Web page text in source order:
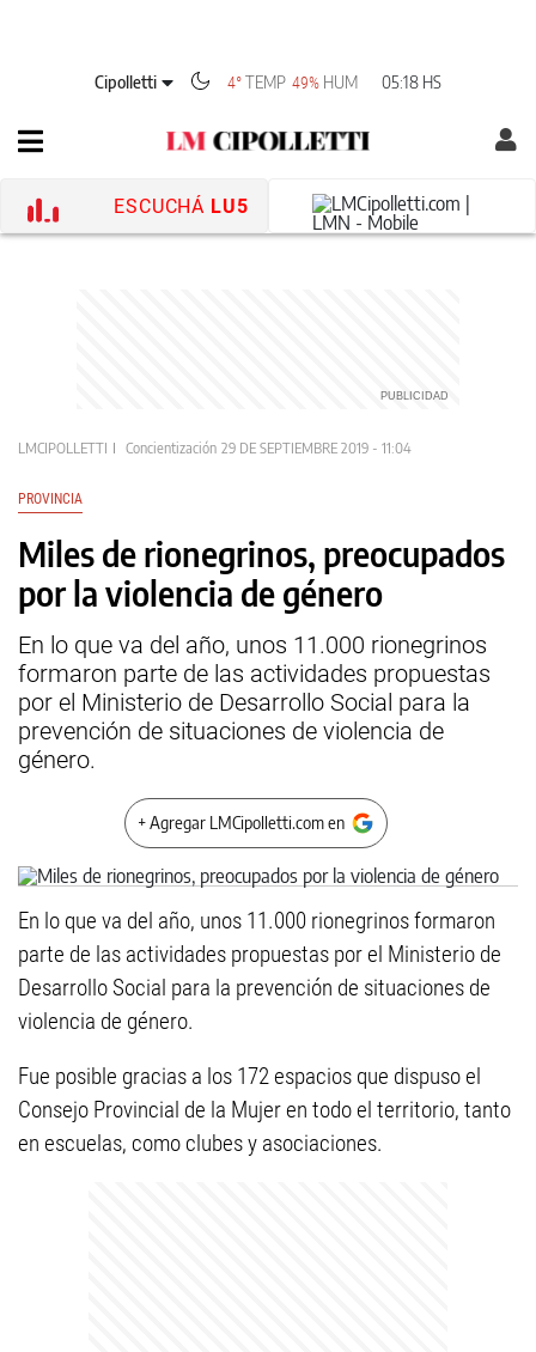
Cipolletti 4°TEMP 49% HUM 05:18 HS
ESCUCHÁ LU5
LMCIPOLLETTI Concientización 29 DE SEPTIEMBRE 2019 - 11:04
PROVINCIA
Miles de rionegrinos, preocupados
por la violencia de género
En lo que va del año, unos 11.000 rionegrinos
formaron parte de las actividades propuestas
por el Ministerio de Desarrollo Social para la
prevención de situaciones de violencia de
género.
+ Agregar LMCipolletti.com en
En lo que va del año, unos 11.000 rionegrinos formaron
parte de las actividades propuestas por el Ministerio de
Desarrollo Social para la prevención de situaciones de
violencia de género.
Fue posible gracias a los 172 espacios que dispuso el
Consejo Provincial de la Mujer en todo el territorio, tanto
en escuelas, como clubes y asociaciones.